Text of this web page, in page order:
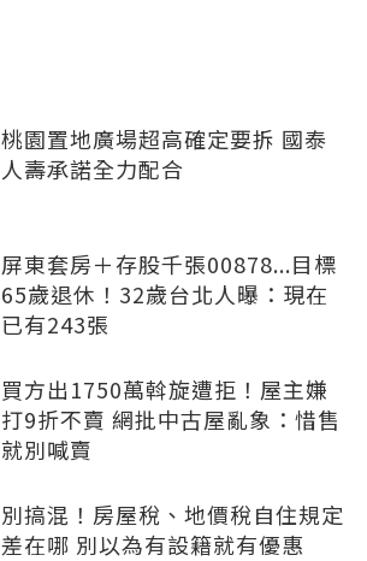
桃園置地廣場超高確定要拆 國泰
人壽承諾全力配合
屏東套房＋存股千張00878...目標
65歲退休！32歲台北人曝：現在
已有243張
買方出1750萬斡旋遭拒！屋主嫌
打9折不賣 網批中古屋亂象：惜售
就別喊賣
別搞混！房屋稅、地價稅自住規定
差在哪 別以為有設籍就有優惠